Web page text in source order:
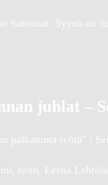
Sanomat. Syynä on
juhlat –
palkatonta työtä” |
toim. Leena